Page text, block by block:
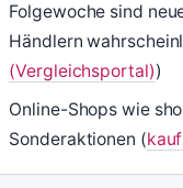
Folgewoche sind
Händlern
(Vergleichsportal))
Online-Shops wie
Sonderaktionen (